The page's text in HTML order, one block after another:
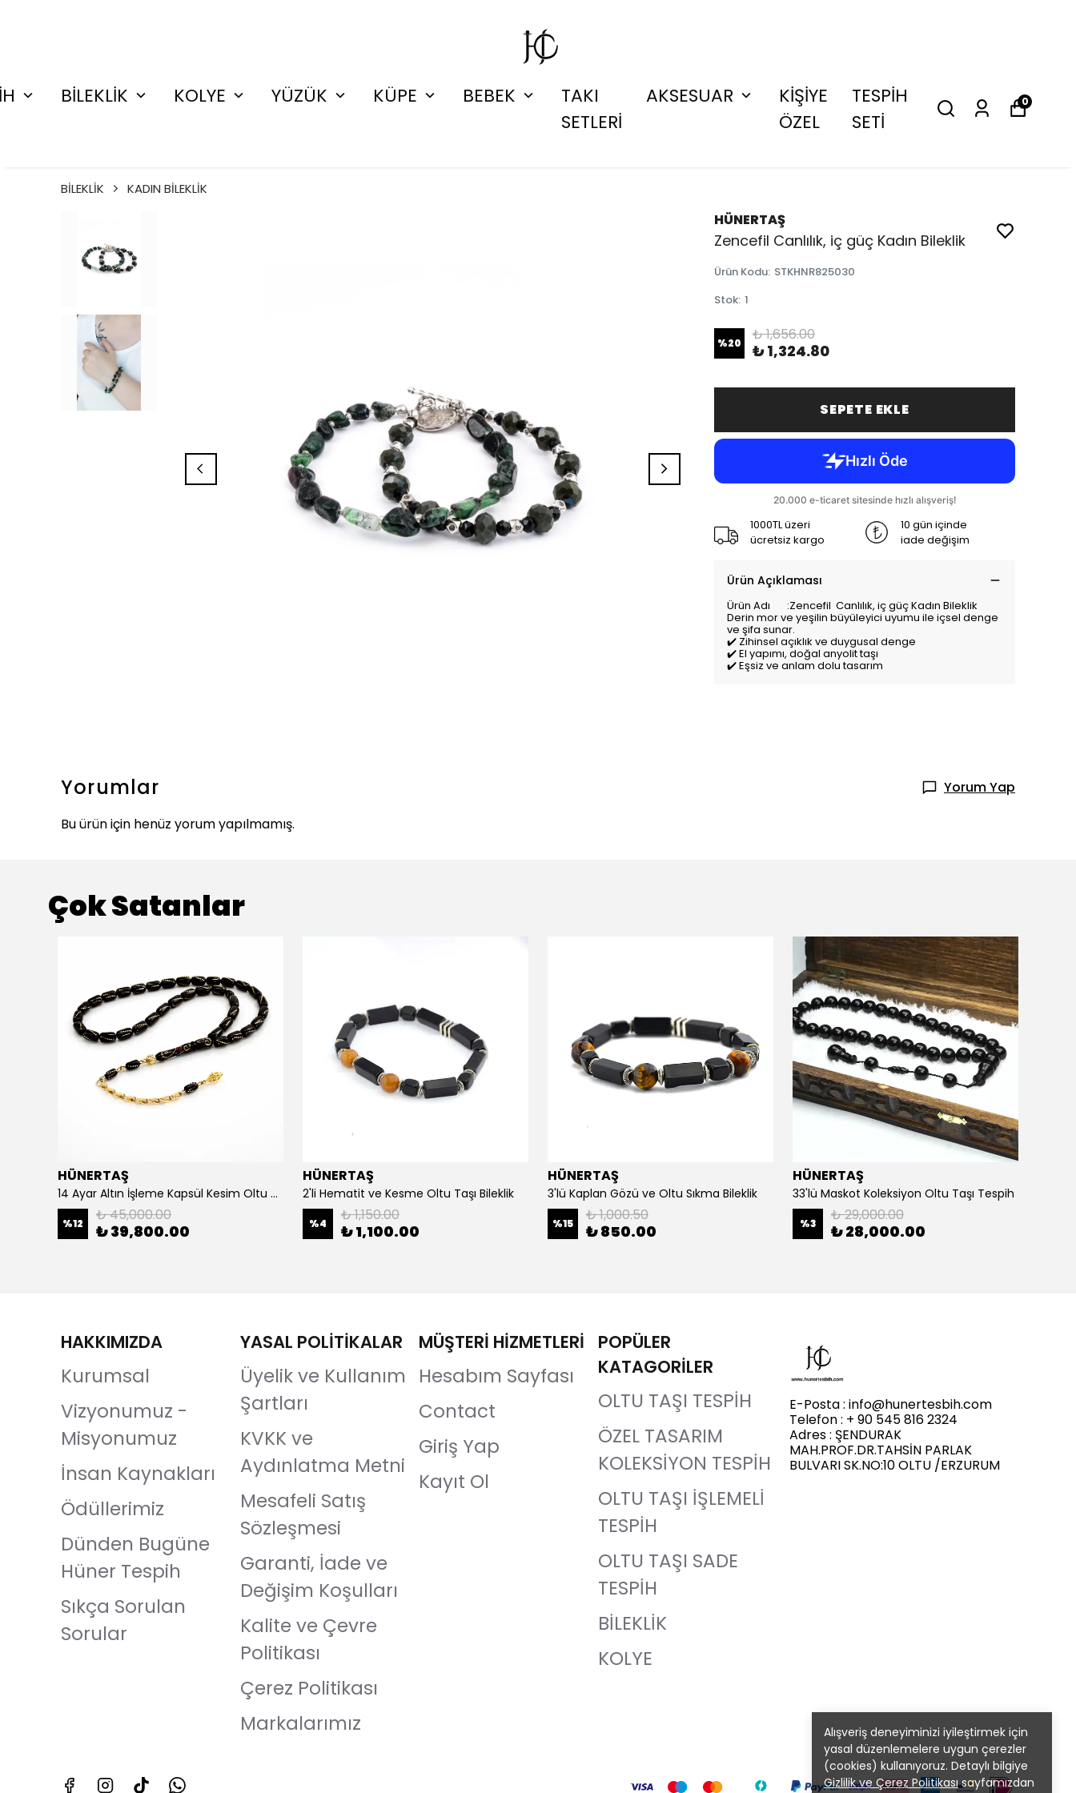
BİLEKLİK KOLYE YÜZÜK KÜPE BEBEK
TAKI
SETLERİ
AKSESUAR
KİŞİYE
ÖZEL
TESPİH
SETİ
0
Alışveriş deneyiminizi iyileştirmek için
yasal düzenlemelere uygun çerezler
(cookies) kullanıyoruz. Detaylı bilgiye
Gizlilik ve Çerez Politikasısayfamızdan
BİLEKLİK KADIN BİLEKLİK
HÜNERTAŞ
Zencefil Canlılık, iç güç Kadın Bileklik
Ürün Kodu: STKHNR825030
Stok: 1
%20 ₺ 1,656.00
₺ 1,324.80
SEPETE EKLE
1000TL üzeri
ücretsiz kargo
10 gün içinde
iade değişim
Ürün Açıklaması
Ürün Adı :Zencefil Canlılık, iç güç Kadın Bileklik
Derin mor ve yeşilin büyüleyici uyumu ile içsel denge
ve şifa sunar.
✔️ Zihinsel açıklık ve duygusal denge
✔️ El yapımı, doğal anyolit taşı
✔️ Eşsiz ve anlam dolu tasarım
Yorumlar
Yorum Yap
Bu ürün için henüz yorum yapılmamış.
Çok Satanlar
HÜNERTAŞ
14 Ayar Altın İşleme Kapsül Kesim Oltu Taşı Tespih
%12 ₺ 45,000.00
₺ 39,800.00
HÜNERTAŞ
2'li Hematit ve Kesme Oltu Taşı Bileklik
%4 ₺ 1,150.00
₺ 1,100.00
HÜNERTAŞ
3'lü Kaplan Gözü ve Oltu Sıkma Bileklik
%15 ₺ 1,000.50
₺ 850.00
HÜNERTAŞ
33'lü Maskot Koleksiyon Oltu Taşı Tespih
%3 ₺ 29,000.00
₺ 28,000.00
HAKKIMIZDA
Kurumsal
Vizyonumuz -
Misyonumuz
İnsan Kaynakları
Ödüllerimiz
Dünden Bugüne
Hüner Tespih
Sıkça Sorulan
Sorular
YASAL POLİTİKALAR
Üyelik ve Kullanım
Şartları
KVKK ve
Aydınlatma Metni
Mesafeli Satış
Sözleşmesi
Garanti, İade ve
Değişim Koşulları
Kalite ve Çevre
Politikası
Çerez Politikası
Markalarımız
MÜŞTERİ HİZMETLERİ
Hesabım Sayfası
Contact
Giriş Yap
Kayıt Ol
POPÜLER
KATAGORİLER
OLTU TAŞI TESPİH
ÖZEL TASARIM
KOLEKSİYON TESPİH
OLTU TAŞI İŞLEMELİ
TESPİH
OLTU TAŞI SADE
TESPİH
BİLEKLİK
KOLYE
E-Posta : info@hunertesbih.com
Telefon : + 90 545 816 2324
Adres : ŞENDURAK
MAH.PROF.DR.TAHSİN PARLAK
BULVARI SK.NO:10 OLTU /ERZURUM